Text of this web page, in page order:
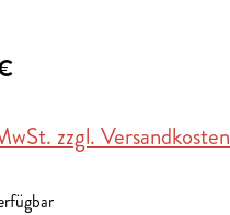
zzgl. Versandkosten